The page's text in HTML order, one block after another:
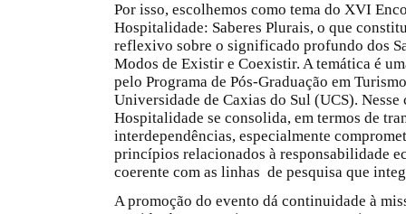
Por isso, escolhemos como tema do XVI
Hospitalidade: Saberes Plurais, o que
reflexivo sobre o significado profundo dos
Modos de Existir e Coexistir. A temática é
pelo Programa de Pós-Graduação em
Universidade de Caxias do Sul (UCS).
Hospitalidade se consolida, em termos de
interdependências, especialmente
princípios relacionados à responsabilidade
coerente com as linhas de pesquisa que
A promoção do evento dá continuidade à